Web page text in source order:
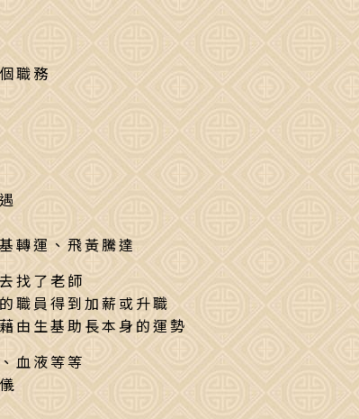
職務
轉運、飛黃騰達
找了老師
職員得到加薪或升職
由生基助長本身的運勢
血液等等